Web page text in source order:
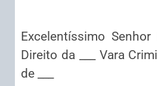
Excelentíssimo
Direito da ___ Vara
de ___